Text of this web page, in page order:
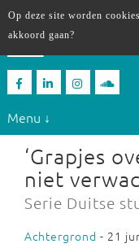
Menu ↓
‘Grapjes
niet
Serie Duitse
Achtergrond - 21
Op deze site worden
akkoord gaan?